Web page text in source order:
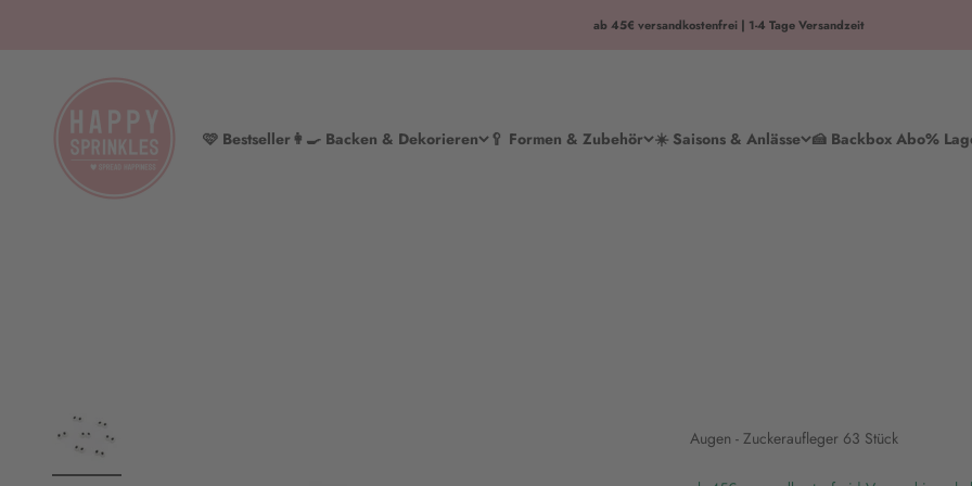
ab 45€ versandkostenfrei | 1-4 Tage Versandzeit
🩷 Bestseller👩‍🍳 Backen & Dekorieren 🥄 Formen & Zubehör ☀️ Saisons & Anlässe 🍰 Backbox Abo%
HAPPY SPRINKLES | D2C
Augen - Zuckeraufleger 63 Stück